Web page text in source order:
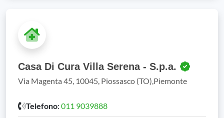
Casa Di Cura Villa Serena - S.p.a.
Via Magenta 45, 10045, Piossasco (TO),Piemonte
Telefono: 011 9039888